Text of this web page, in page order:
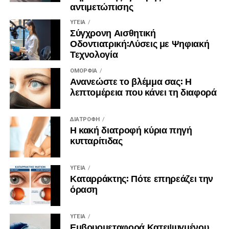
Πηγή:https://zoumeoraia.okmarkets.gr/skepseis-gia-
mia-kalyteri-zoi/
αντιμετώπισης
ΥΓΕΊΑ
Σύγχρονη Αισθητική
Οδοντιατρική:Λύσεις με Ψηφιακή
Τεχνολογία
ΟΜΟΡΦΙΆ
Ανανεώστε το βλέμμα σας: Η
λεπτομέρεια που κάνει τη διαφορά
ΔΙΑΤΡΟΦΉ
Η κακή διατροφή κύρια πηγή
κυτταρίτιδας
ΥΓΕΊΑ
Καταρράκτης: Πότε επηρεάζει την
όραση
ΥΓΕΊΑ